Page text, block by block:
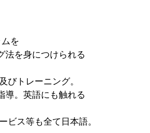
を
法を身につけられる
びトレーニング。
導。英語にも触れる
ス等も全て日本語。